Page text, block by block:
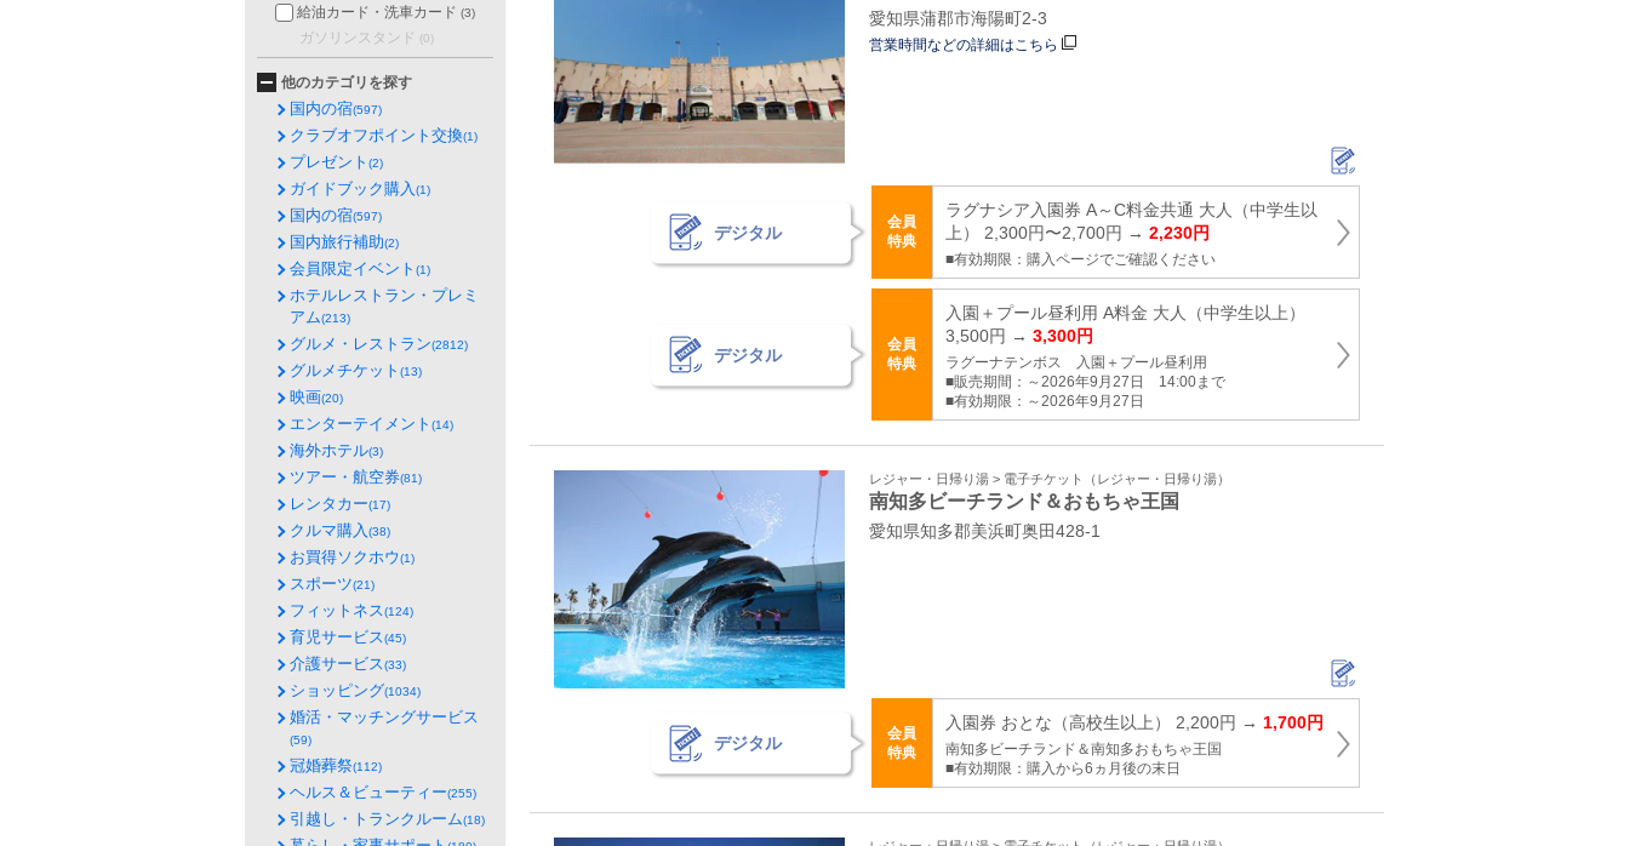
愛知県蒲郡市海陽町2‐3
営業時間などの詳細はこちら
デジタル
会員
特典
ラグナシア入園券 A～C料金共通 大人（中学生以
上） 2,300円〜2,700円 → 2,230円
■有効期限：購入ページでご確認ください
デジタル
会員
特典
入園＋プール昼利用 A料金 大人（中学生以上）
3,500円 → 3,300円
ラグーナテンボス 入園＋プール昼利用
■販売期間：～2026年9月27日 14:00まで
■有効期限：～2026年9月27日
レジャー・日帰り湯 > 電子チケット（レジャー・日帰り湯）
南知多ビーチランド＆おもちゃ王国
愛知県知多郡美浜町奥田428-1
デジタル
会員
特典
入園券 おとな（高校生以上） 2,200円 → 1,700円
南知多ビーチランド＆南知多おもちゃ王国
■有効期限：購入から6ヵ月後の末日
給油カード・洗車カード (3)
ガソリンスタンド (0)
他のカテゴリを探す
国内の宿(597)
クラブオフポイント交換(1)
プレゼント (2)
ガイドブック購入 (1)
国内の宿(597)
国内旅行補助(2)
会員限定イベント (1)
ホテルレストラン・プレミ
アム(213)
グルメ・レストラン(2812)
グルメチケット (13)
映画(20)
エンターテイメント (14)
海外ホテル(3)
ツアー・航空券(81)
レンタカー(17)
クルマ購入 (38)
お買得ソクホウ(1)
スポーツ(21)
フィットネス(124)
育児サービス(45)
介護サービス(33)
ショッピング(1034)
婚活・マッチングサービス
(59)
冠婚葬祭(112)
ヘルス＆ビューティー(255)
引越し・トランクルーム(18)